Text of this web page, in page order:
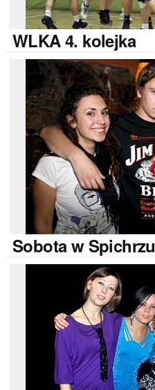
WLKA4. kolejka
Sobotaw Spichrzu